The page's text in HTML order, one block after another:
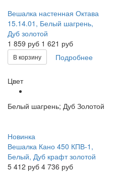
Вешалка настенная Октава
15.14.01, Белый шагрень,
Дуб золотой
1 859 руб 1 621 руб
В корзину Подробнее
Цвет
Белый шагрень; Дуб Золотой
Новинка
Вешалка Кано 450 КПВ-1,
Белый, Дуб крафт золотой
5 412 руб 4 736 руб